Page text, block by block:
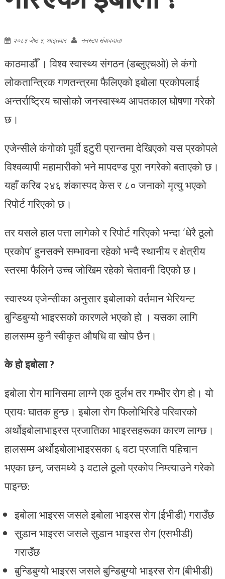
२०८३ जेष्ठ ३, आइतवार ननस्टप संवाददाता
काठमाडौँ । विश्व स्वास्थ्य संगठन (डब्लुएचओ) ले कंगो
लोकतान्त्रिक गणतन्त्रमा फैलिएको इबोला प्रकोपलाई
अन्तर्राष्ट्रिय चासोको जनस्वास्थ्य आपतकाल घोषणा गरेको
छ।
एजेन्सीले कंगोको पूर्वी इटुरी प्रान्तमा देखिएको यस प्रकोपले
विश्वव्यापी महामारीको भने मापदण्ड पूरा नगरेको बताएको छ।
यहाँ करिब २४६ शंकास्पद केस र ८० जनाको मृत्यु भएको
रिपोर्ट गरिएको छ।
तर यसले हाल पत्ता लागेको र रिपोर्ट गरिएको भन्दा ‘धेरै ठूलो
प्रकोप’ हुनसक्ने सम्भावना रहेको भन्दै स्थानीय र क्षेत्रीय
स्तरमा फैलिने उच्च जोखिम रहेको चेतावनी दिएको छ।
स्वास्थ्य एजेन्सीका अनुसार इबोलाको वर्तमान भेरियन्ट
बुन्डिबुग्यो भाइरसको कारणले भएको हो । यसका लागि
हालसम्म कुनै स्वीकृत औषधि वा खोप छैन।
के हो इबोला ?
इबोला रोग मानिसमा लाग्ने एक दुर्लभ तर गम्भीर रोग हो। यो
प्रायः घातक हुन्छ। इबोला रोग फिलोभिरिडे परिवारको
अर्थोइबोलाभाइरस प्रजातिका भाइरसहरूका कारण लाग्छ।
हालसम्म अर्थोइबोलाभाइरसका ६ वटा प्रजाति पहिचान
भएका छन्, जसमध्ये ३ वटाले ठूलो प्रकोप निम्त्याउने गरेको
पाइन्छ:
इबोला भाइरस जसले इबोला भाइरस रोग (ईभीडी) गराउँछ
सुडान भाइरस जसले सुडान भाइरस रोग (एसभीडी)
गराउँछ
बुन्डिबुग्यो भाइरस जसले बुन्डिबुग्यो भाइरस रोग (बीभीडी)